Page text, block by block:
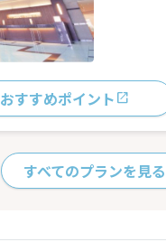
おすすめポイント
すべてのプランを見る